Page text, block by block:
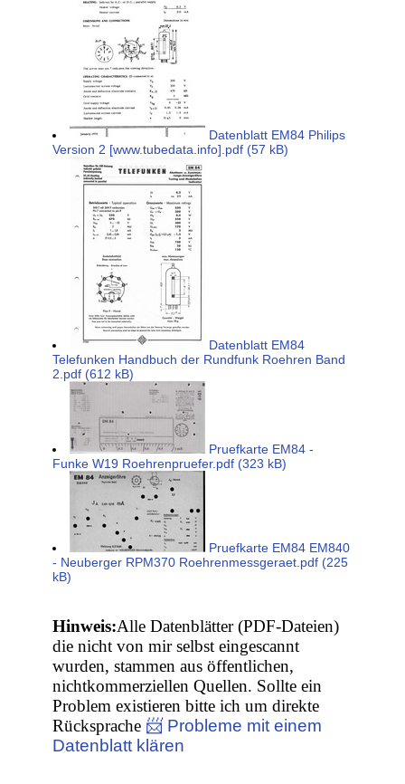
Datenblatt EM84 Philips
Version 2 [www.tubedata.info].pdf (57 kB)
Datenblatt EM84
Telefunken Handbuch der Rundfunk Roehren Band
2.pdf (612 kB)
Pruefkarte EM84 -
Funke W19 Roehrenpruefer.pdf (323 kB)
Pruefkarte EM84 EM840
- Neuberger RPM370 Roehrenmessgeraet.pdf (225
kB)
Hinweis:Alle Datenblätter (PDF-Dateien)
die nicht von mir selbst eingescannt
wurden, stammen aus öffentlichen,
nichtkommerziellen Quellen. Sollte ein
Problem existieren bitte ich um direkte
Rücksprache 📨 Probleme mit einem
Datenblatt klären